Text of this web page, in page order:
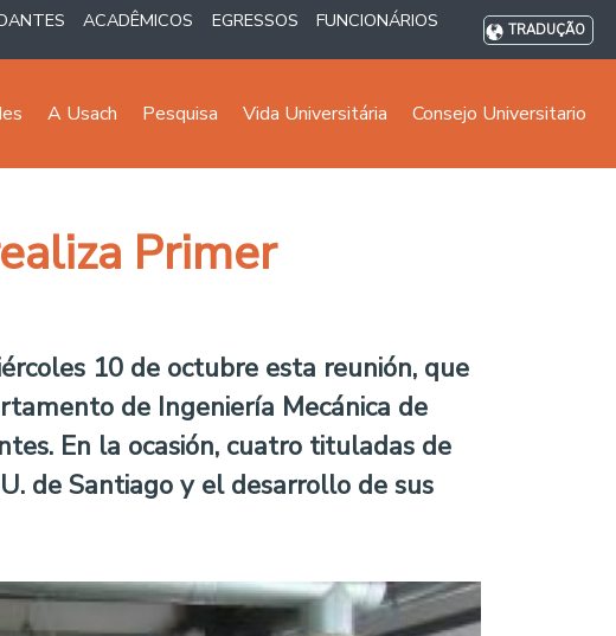
ACADÊMICOS EGRESSOS FUNCIONÁRIOS TRADUÇÃO
A Usach Pesquisa Vida Universitária Consejo Universitario
Primer
10 de octubre esta reunión, que
de Ingeniería Mecánica de
En la ocasión, cuatro tituladas de
de Santiago y el desarrollo de sus